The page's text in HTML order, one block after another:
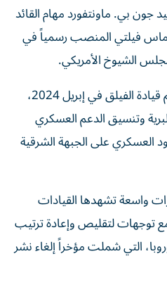
جون بي. ماونتفورد مهام القائد
توماس فيلتي المنصب رسمياً في
الشيوخ الأمريكي.
وكان الفريق كوستانزا قد تسلم قيادة الفيلق في إبريل 2024،
وتنسيق الدعم العسكري
العسكري على الجبهة الشرقية
واسعة تشهدها القيادات
مع توجهات لتقليص وإعادة ترتيب
التي شملت مؤخراً إلغاء نشر